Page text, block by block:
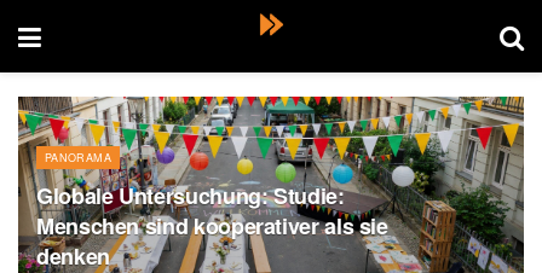
PANORAMA
Globale Untersuchung: Studie:
Menschen sind kooperativer als sie
denken